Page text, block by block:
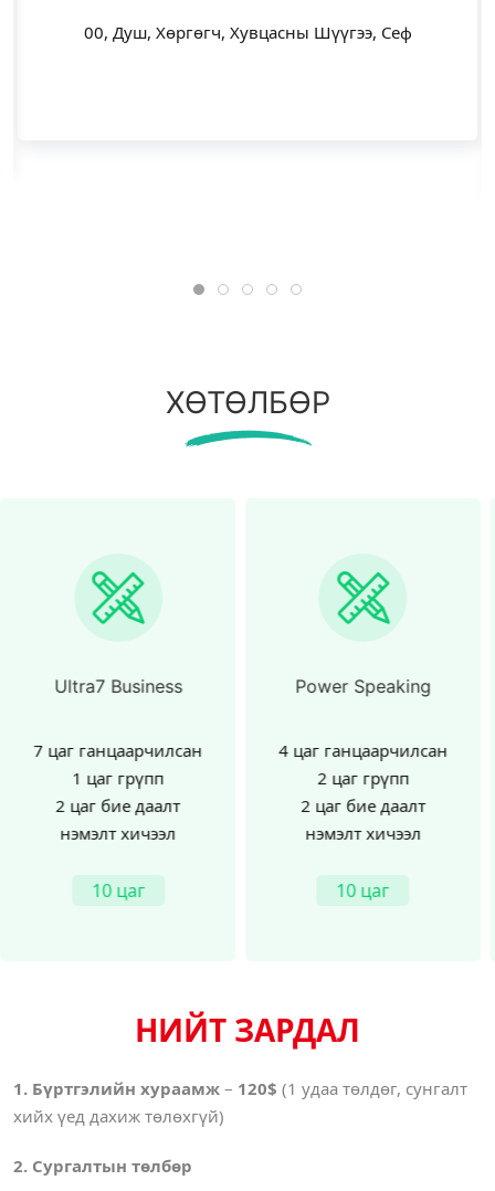
00, Душ, Хөргөгч, Хувцасны Шүүгээ, Сеф
ХӨТӨЛБӨР
Power Speaking
4 цаг ганцаарчилсан
2 цаг грүпп
2 цаг бие даалт
нэмэлт хичээл
10 цаг
Intensive Power
5 цаг ганцаарчилсан
2 цаг грүпп
2 цаг бие даалт
нэмэлт хичээл
10 цаг
НИЙТ ЗАРДАЛ
1. Бүртгэлийн хураамж – 120$ (1 удаа төлдөг, сунгалт
хийх үед дахиж төлөхгүй)
2. Сургалтын төлбөр